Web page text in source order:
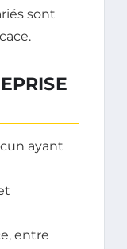
sont
ayant
entre